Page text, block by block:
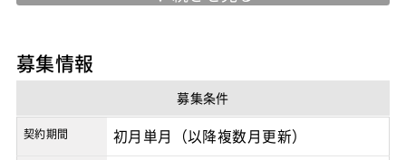
勤務地 渋谷駅
契約形態
募集情報
募集条件
契約期間 初月単月（以降複数月更新）